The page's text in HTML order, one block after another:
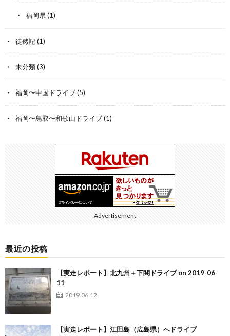
福岡県(1)
徒然記(1)
未分類(3)
福岡〜中国ドライブ(5)
福岡〜鳥取〜和歌山ドライブ(1)
Advertisement
最近の投稿
【実走レポート】北九州＋下関ドライブ on 2019-06-
11
2019.06.12
【実走レポート】江田島（広島県）へドライブ